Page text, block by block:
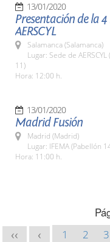
13/01/2020
Presentación de la
AERSCYL
Salamanca (Salamanca)
Lugar: Sede de
11)
Hora: 12:00 h.
13/01/2020
Madrid Fusión
Madrid (Madrid)
Lugar: IFEMA (Pabellón
Hora: 11:00 h.
<< < 1 2 3